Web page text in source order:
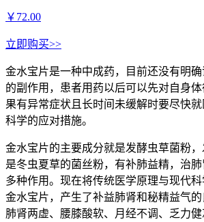
￥ 72.00
立即购买>>
金水宝片是一种中成药，目前还没有明
的副作用，患者用药以后可以先对自身
果有异常症状且长时间未缓解时要尽快
科学的应对措施。
金水宝片的主要成分就是发酵虫草菌粉
是冬虫夏草的菌丝粉，有补肺益精，治
多种作用。现在将传统医学原理与现代
金水宝片，产生了补益肺肾和秘精益气
肺肾两虚、腰膝酸软、月经不调、乏力